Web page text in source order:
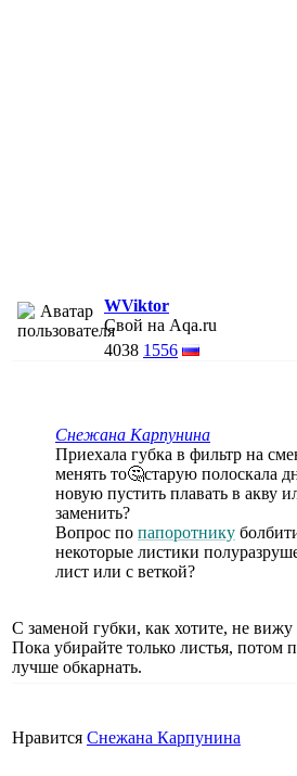
WViktor
Свой на Aqa.ru
4038 1556
Снежана Карпунина
Приехала губка в фильтр на
менять то🤔старую полоскала
новую пустить плавать в акву
заменить?
Вопрос по папоротнику
некоторые листики
лист или с веткой?
С заменой губки, как хотите, не
Пока убирайте только листья, потом
лучше обкарнать.
Нравится Снежана Карпунина